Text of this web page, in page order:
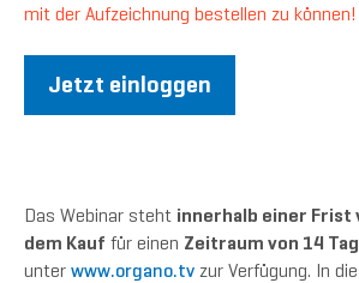
mit der Aufzeichnung bestellen zu können!
Jetzt einloggen
Das Webinar steht innerhalb einer Frist
dem Kauf für einen Zeitraum von 14
unter www.organo.tv zur Verfügung. In